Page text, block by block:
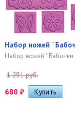
Набор ножей "
Набор ножей " Бабочки
1 291 руб.
680 ₽